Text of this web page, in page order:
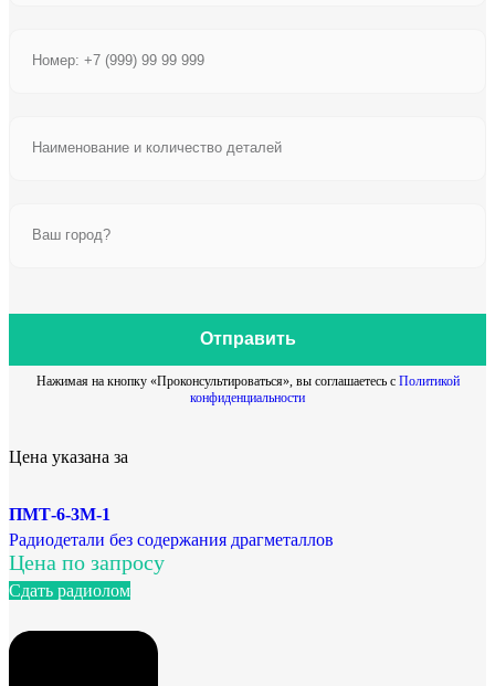
Отправить
Нажимая на кнопку «Проконсультироваться», вы соглашаетесь с Политикой
конфиденциальности
Цена указана за
ПМТ-6-3М-1
Радиодетали без содержания драгметаллов
Цена по запросу
Сдать радиолом